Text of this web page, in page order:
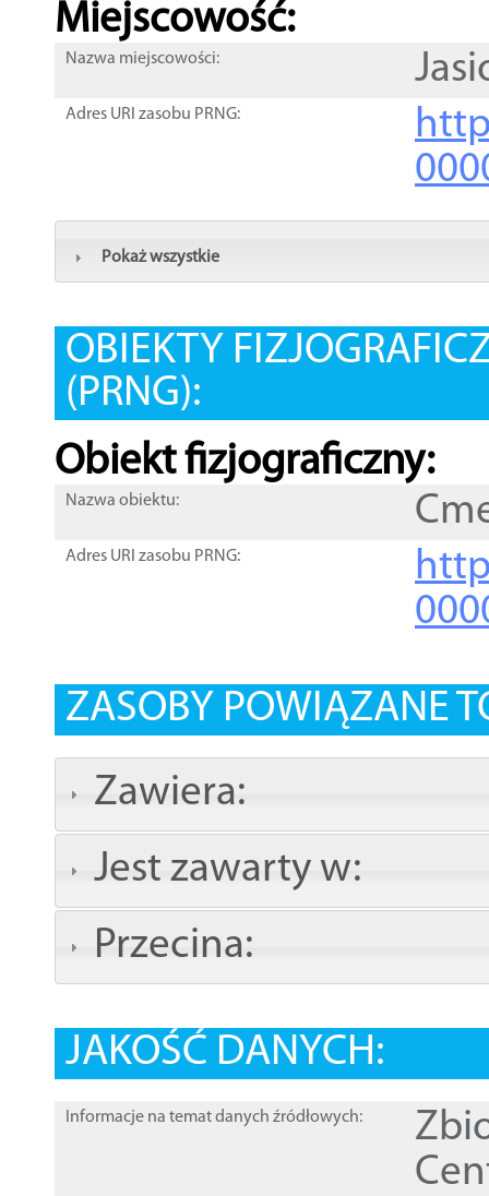
Miejscowość:
Nazwa miejscowości:
Adres URI zasobu PRNG:
Pokaż wszystkie
OBIEKTY
(PRNG):
Obiekt fizjograficzny:
Nazwa obiektu:
Adres URI zasobu PRNG:
ZASOBY POWIĄZANE
Zawiera:
Jest zawarty w:
Przecina:
JAKOŚĆ DANYCH:
Informacje na temat danych źródłowych: